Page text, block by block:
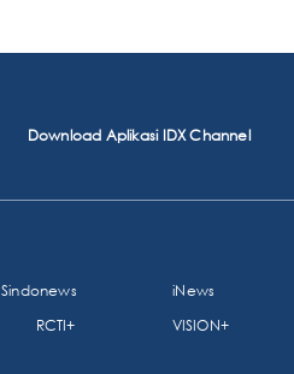
Download Aplikasi IDX Channel
Sindonews iNews
RCTI+ VISION+